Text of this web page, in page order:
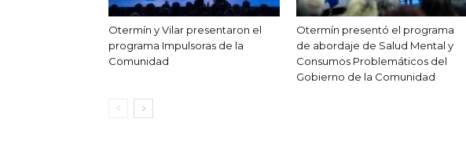
Otermín y Vilar presentaron el
programa Impulsoras de la
Comunidad
Otermín presentó el programa
de abordaje de Salud Mental y
Consumos Problemáticos del
Gobierno de la Comunidad